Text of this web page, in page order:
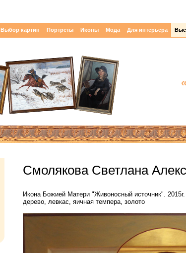
Выбор картин Портреты Иконы Мода Для интерьера
Смолякова Светлана
Икона Божией Матери "Живоносный источник". 2015г.
дерево, левкас, яичная темпера, золото